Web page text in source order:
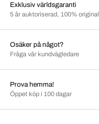
Exklusiv världsgaranti
5 år auktoriserad, 100% original
Osäker på något?
Fråga vår kundvägledare
Prova hemma!
Öppet köp i 100 dagar